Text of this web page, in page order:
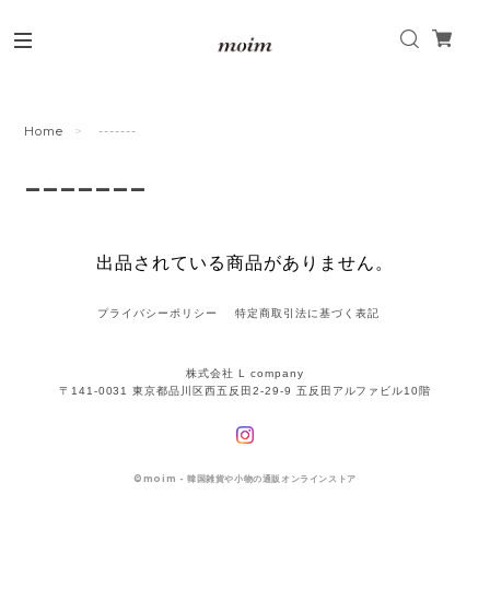
Home -------
-------
出品されている商品がありません。
株式会社 L company
〒141-0031 東京都品川区西五反田2-29-9 五反田アルファビル10階
© moim - 韓国雑貨や小物の通販オンラインストア
プライバシーポリシー 特定商取引法に基づく表記